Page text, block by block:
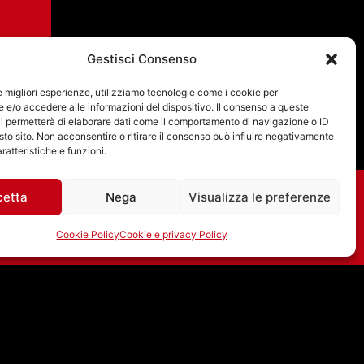
Gestisci Consenso
migliori esperienze, utilizziamo tecnologie come i cookie per
e/o accedere alle informazioni del dispositivo. Il consenso a queste
permetterà di elaborare dati come il comportamento di navigazione o ID
sito. Non acconsentire o ritirare il consenso può influire negativamente
e funzioni.
Nega Visualizza le preferenze
Cookie PolicyCookie e privacy Policy